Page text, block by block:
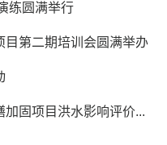
练圆满举行
目第二期培训会圆满举办
固项目洪水影响评价...